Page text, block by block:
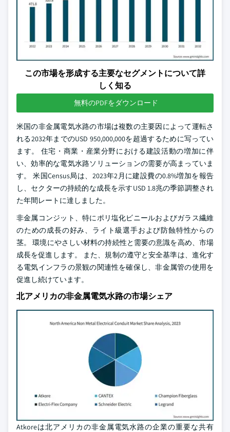
この市場を形成する主要なセグメントについて詳
しく知る
無料のPDFをダウンロード
米国の非金属電気水路の市場は複数の主要因によって運転さ
れる2032年までのUSD 950,000,000を超過するために写ってい
ます。 住宅・商業・産業分野における建設活動の増加に伴
い、効率的な電気水路ソリューションの需要が高まっていま
す。 米国Census局は、2023年2月に建設費の0.8%増加を報告
し、セクターの持続的な成長を示すUSD 1.8兆の季節調整され
た年間レートに達しました。
非金属コンジット、特にポリ塩化ビニールおよびガラス繊維
のための成長の好み、ライト級選手および防蝕特性からの
茎。 環境にやさしい材料の持続性と需要の意識を高め、市場
成長を促進します。 また、規制の遵守と安全基準は、進化す
る電気インフラの景観の関連性を確保し、非金属管の使用を
促進し続けています。
北アメリカの非金属電気水路の市場シェア
Atkoreは北アメリカの非金属電気水路の企業の重要な共有